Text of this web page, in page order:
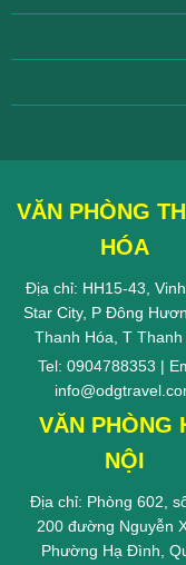
VĂN PHÒNG
HÓA
Địa chỉ: HH15-43,
Star City, P Đông
Thanh Hóa, T Thanh
Tel: 0904788353 |
VĂN PHÒNG
NỘI
Địa chỉ: Phòng 602,
200 đường Nguyễn
Phường Hạ Đình,